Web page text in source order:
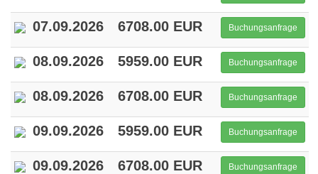
07.09.2026 6708.00 EUR Buchungsanfrage
08.09.2026 5959.00 EUR Buchungsanfrage
08.09.2026 6708.00 EUR Buchungsanfrage
09.09.2026 5959.00 EUR Buchungsanfrage
09.09.2026 6708.00 EUR Buchungsanfrage